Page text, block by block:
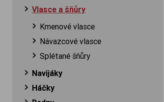
Vlasce a šňůry
Kmenové vlasce
Návazcové vlasce
Splétané šňůry
Navijáky
Háčky